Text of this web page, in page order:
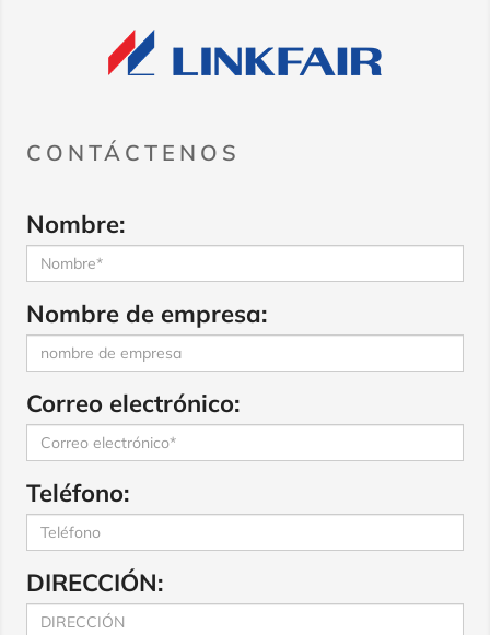
CONTÁCTENOS
Nombre:
Nombre de empresa:
Correo electrónico:
Teléfono:
DIRECCIÓN: